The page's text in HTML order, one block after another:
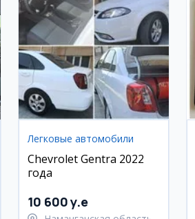
Легковые автомобили
Chevrolet Gentra 2022
года
10 600 y.e